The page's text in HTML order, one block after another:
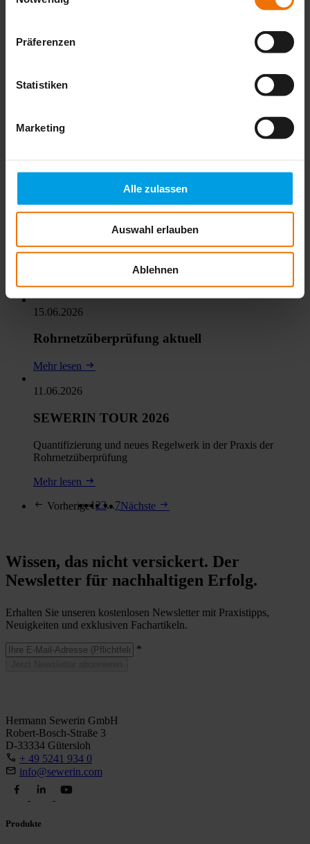
Präferenzen
Statistiken
Marketing
Alle zulassen
Auswahl erlauben
Ablehnen
in Ratingen
Herausforderungen der Gasnetzüberwachung:
26.06.2026
Offizielle Eröffnung unseres neuen
Mehr lesen
15.06.2026
Rohrnetzüberprüfung aktuell
Mehr lesen
11.06.2026
SEWERIN TOUR 2026
Quantifizierung und neues Regelwerk in der Praxis der
Rohrnetzüberprüfung
Mehr lesen
Vorherige123...7Nächste
Wissen, das nicht versickert. Der
Newsletter für nachhaltigen Erfolg.
Erhalten Sie unseren kostenlosen Newsletter mit Praxistipps,
Neuigkeiten und exklusiven Fachartikeln.
*
Hermann Sewerin GmbH
Robert-Bosch-Straße 3
D-33334 Gütersloh
+ 49 5241 934 0
info@sewerin.com
Produkte